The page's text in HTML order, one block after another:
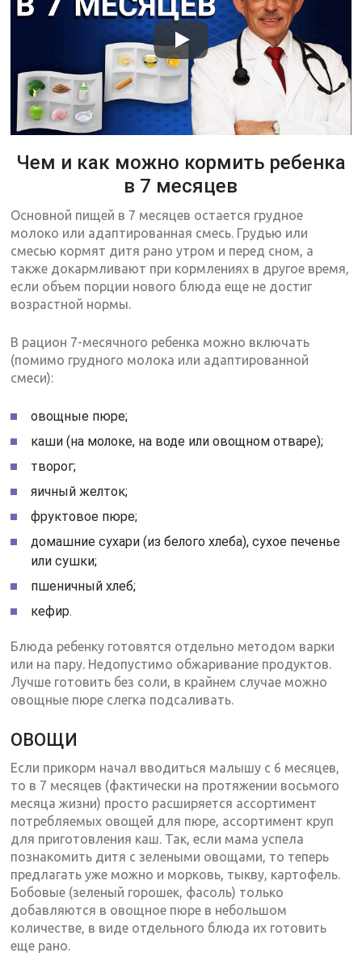
Чем и как можно кормить ребенка
в 7 месяцев
Основной пищей в 7 месяцев остается грудное
молоко или адаптированная смесь. Грудью или
смесью кормят дитя рано утром и перед сном, а
также докармливают при кормлениях в другое время,
если объем порции нового блюда еще не достиг
возрастной нормы.
В рацион 7-месячного ребенка можно включать
(помимо грудного молока или адаптированной
смеси):
овощные пюре;
каши (на молоке, на воде или овощном отваре);
творог;
яичный желток;
фруктовое пюре;
домашние сухари (из белого хлеба), сухое печенье
или сушки;
пшеничный хлеб;
кефир.
Блюда ребенку готовятся отдельно методом варки
или на пару. Недопустимо обжаривание продуктов.
Лучше готовить без соли, в крайнем случае можно
овощные пюре слегка подсаливать.
ОВОЩИ
Если прикорм начал вводиться малышу с 6 месяцев,
то в 7 месяцев (фактически на протяжении восьмого
месяца жизни) просто расширяется ассортимент
потребляемых овощей для пюре, ассортимент круп
для приготовления каш. Так, если мама успела
познакомить дитя с зелеными овощами, то теперь
предлагать уже можно и морковь, тыкву, картофель.
Бобовые (зеленый горошек, фасоль) только
добавляются в овощное пюре в небольшом
количестве, в виде отдельного блюда их готовить
еще рано.